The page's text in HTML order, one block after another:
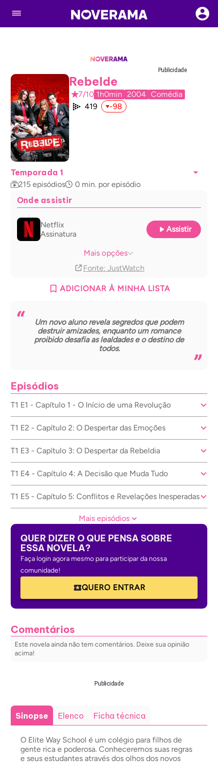
Publicidade
Rebelde
7/10 1h0min 2004 Comédia
419
-98
Temporada 1
215 episódios 0 min. por episódio
Onde assistir
Netflix
Assinatura
Assistir
Mais opções
Fonte: JustWatch
ADICIONAR À MINHA LISTA
Um novo aluno revela segredos que podem
destruir amizades, enquanto um romance
proibido desafia as lealdades e o destino de
todos.
Episódios
T1 E1 - Capítulo 1 - O Início de uma Revolução
T1 E2 - Capítulo 2: O Despertar das Emoções
T1 E3 - Capítulo 3: O Despertar da Rebeldia
T1 E4 - Capítulo 4: A Decisão que Muda Tudo
T1 E5 - Capítulo 5: Conflitos e Revelações Inesperadas
Mais episódios
QUER DIZER O QUE PENSA SOBRE
ESSA NOVELA?
Faça login agora mesmo para participar da nossa
comunidade!
QUERO ENTRAR
Comentários
Este novela ainda não tem comentários. Deixe sua opinião
acima!
Publicidade
Sinopse Elenco Ficha técnica
O Elite Way School é um colégio para filhos de
gente rica e poderosa. Conheceremos suas regras
e seus estudantes através dos olhos dos novos